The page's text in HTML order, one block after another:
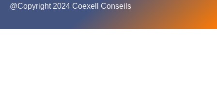
@Copyright 2024 Coexell Conseils